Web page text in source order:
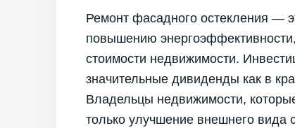
Ремонт фасадного остекления —
повышению
стоимости недвижимости.
значительные дивиденды как в
Владельцы недвижимости,
только улучшение внешнего